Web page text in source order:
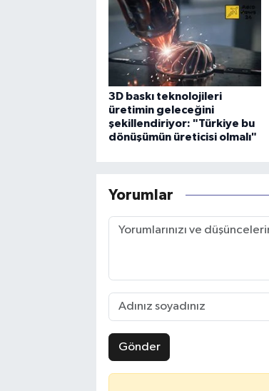
3D baskı teknolojileri
üretimin geleceğini
şekillendiriyor: "Türkiye bu
dönüşümün üreticisi olmalı"
Yorumlar
Gönder